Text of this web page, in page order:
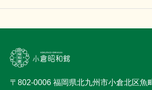
〒802-0006 福岡県北九州市小倉北区魚